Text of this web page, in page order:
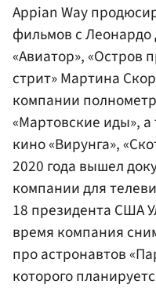
Appian Way
фильмов с
«Авиатор», «Остров
стрит» Мартина
компании
«Мартовские иды»,
кино «Вирунга»,
2020 года вышел
компании для
18 президента США
время компания
про астронавтов
которого